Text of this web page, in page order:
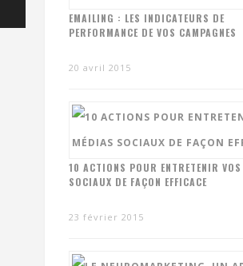
EMAILING : LES INDICATEURS DE
PERFORMANCE DE VOS CAMPAGNES
20 avril 2015
10 ACTIONS POUR ENTRETENIR
SOCIAUX DE FAÇON EFFICACE
23 février 2015